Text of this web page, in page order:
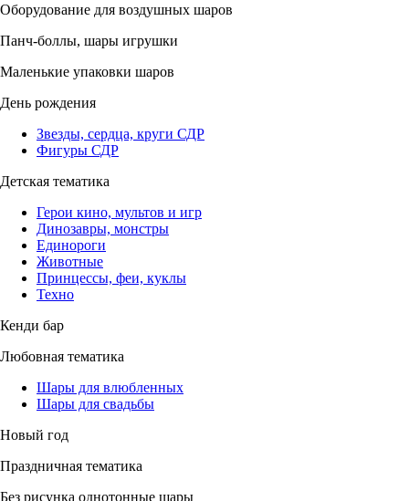
Оборудование для воздушных шаров
Панч-боллы, шары игрушки
Маленькие упаковки шаров
День рождения
Звезды, сердца, круги СДР
Фигуры СДР
Детская тематика
Герои кино, мультов и игр
Динозавры, монстры
Единороги
Животные
Принцессы, феи, куклы
Техно
Кенди бар
Любовная тематика
Шары для влюбленных
Шары для свадьбы
Новый год
Праздничная тематика
Без рисунка однотонные шары